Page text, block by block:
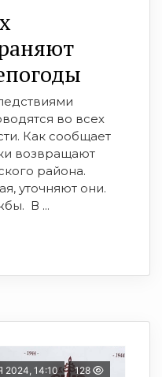
во всех
Как сообщает
возвращают
района.
уточняют они.
В ...
14:10 128